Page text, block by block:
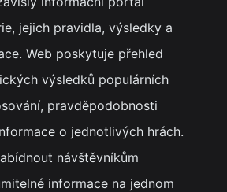
jejich pravidla, výsledky a
Web poskytuje přehled
výsledků populárních
pravděpodobnosti
o jednotlivých hrách.
návštěvníkům
informace na jednom